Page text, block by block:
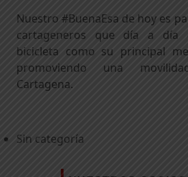
Nuestro #BuenaEsa de hoy es
cartageneros que día a día
bicicleta como su principal
promoviendo una
Cartagena.
Sin categoría